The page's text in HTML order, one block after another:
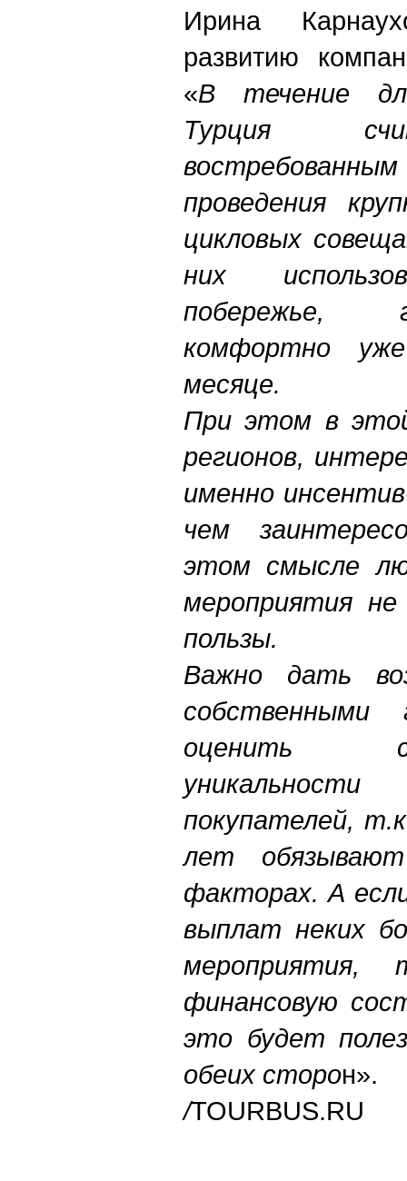
Ирина
развитию
«В течение
Турция
проведения
цикловых
них
побережье,
комфортно
месяце.
При этом в
регионов,
именно
чем
этом смысле
мероприятия
пользы.
Важно дать
собственными
оценить с
покупателей,
лет
факторах. А
выплат неких
финансовую
это будет
обеих сторон».
/TOURBUS.RU